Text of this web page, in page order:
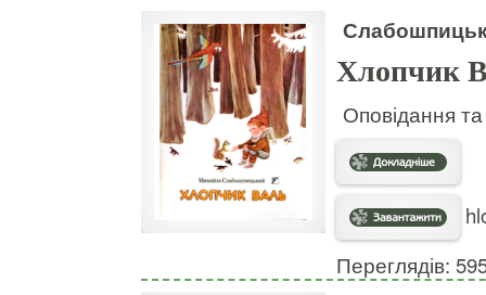
Хлопчик
Оповідання
Переглядів: